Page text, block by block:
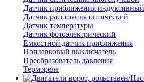
Датчик приближения индуктивный
Датчик расстояния оптический
Датчик температуры
Датчик фотоэлектрический
Емкостной датчик приближения
Поплавковый выключатель
Преобразователь давления
Термореле